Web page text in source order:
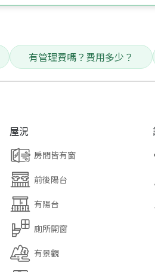
有管理費嗎？費用多少？
屋況
房間皆有窗
前後陽台
有陽台
廁所開窗
有景觀